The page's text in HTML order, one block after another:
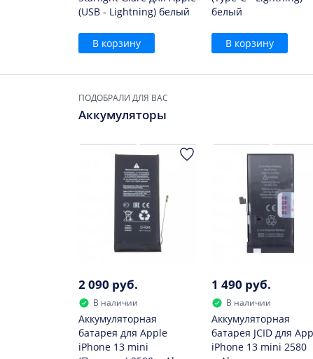
(USB - Lightning) белый
В корзину
белый
В корзину
ПОДОБРАЛИ ДЛЯ ВАС
Аккумуляторы
2 090 руб.
В наличии
Аккумуляторная
батарея для Apple
iPhone 13 mini
1 490 руб.
В наличии
Аккумуляторная
батарея JCID для
iPhone 13 mini 2580